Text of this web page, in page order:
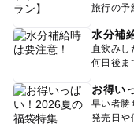
旅行の予
水分補
直飲みし
何日後ま
お得い
早い者勝
発売日や